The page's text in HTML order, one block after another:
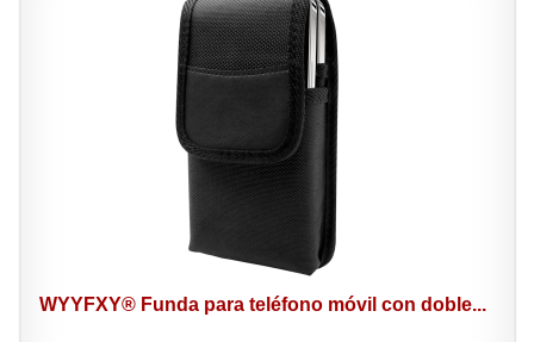
WYYFXY® Funda para teléfono móvil con doble...